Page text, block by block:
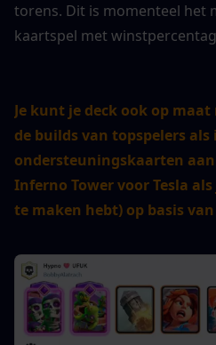
torens. Dit is momenteel het
kaartspel met
Je kunt je deck ook op
de builds van topspelers als
ondersteuningskaarten
Inferno Tower voor Tesla
te maken hebt) op basis